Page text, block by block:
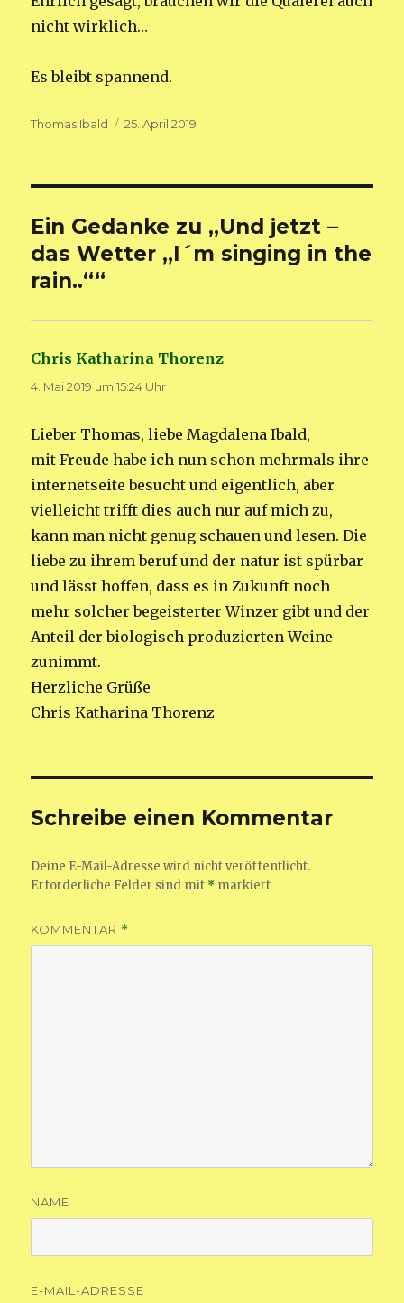
nicht wirklich…
Es bleibt spannend.
Autor
Thomas Ibald
Veröffentlicht
25. April 2019
Ein Gedanke zu „Und jetzt –
das Wetter „I´m singing in the
rain..““
Chris Katharina Thorenz
4. Mai 2019 um 15:24 Uhr
Lieber Thomas, liebe Magdalena Ibald,
mit Freude habe ich nun schon mehrmals ihre
internetseite besucht und eigentlich, aber
vielleicht trifft dies auch nur auf mich zu,
kann man nicht genug schauen und lesen. Die
liebe zu ihrem beruf und der natur ist spürbar
und lässt hoffen, dass es in Zukunft noch
mehr solcher begeisterter Winzer gibt und der
Anteil der biologisch produzierten Weine
zunimmt.
Herzliche Grüße
Chris Katharina Thorenz
Schreibe einen Kommentar
Deine E-Mail-Adresse wird nicht veröffentlicht.
Erforderliche Felder sind mit * markiert
KOMMENTAR *
NAME
E-MAIL-ADRESSE